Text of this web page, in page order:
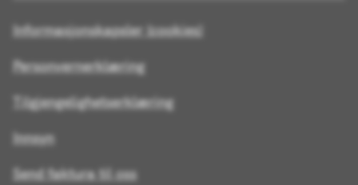
Informasjonskapsler (cookies)
Personvernerklæring
Tilgjengelighetserklæring
Innsyn
Send faktura til oss